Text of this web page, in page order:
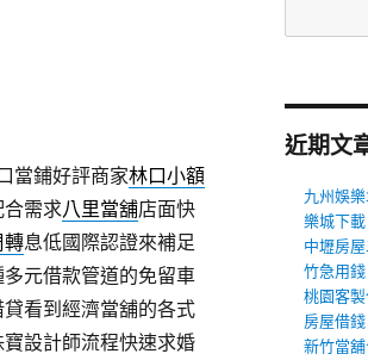
當鋪好評商家林口小額
需求八里當舖店面快
轉息低國際認證來補足
元借款管道的免留車
看到經濟當舖的各式
設計師流程快速求婚
近期文
九州娛
樂城下載
中壢房
竹急用錢
桃園客
房屋借錢
新竹當